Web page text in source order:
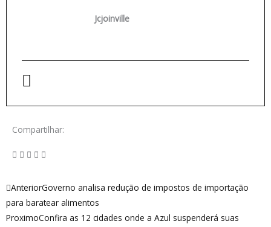
Jcjoinville
Compartilhar:
Anterior
AnteriorGoverno analisa redução de impostos de importação
para baratear alimentos
ProximoConfira as 12 cidades onde a Azul suspenderá suas
Próximo